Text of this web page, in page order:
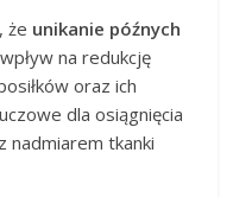
że unikanie późnych
na redukcję
oraz ich
dla osiągnięcia
nadmiarem tkanki